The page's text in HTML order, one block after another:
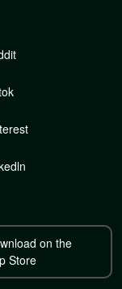
on the
Store